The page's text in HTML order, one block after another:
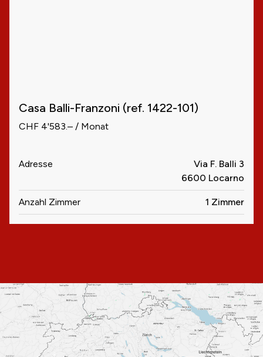
Casa Balli-Franzoni (ref. 1422-101)
CHF 4'583.– / Monat
Adresse
Via F. Balli 3
6600 Locarno
Anzahl Zimmer 1 Zimmer